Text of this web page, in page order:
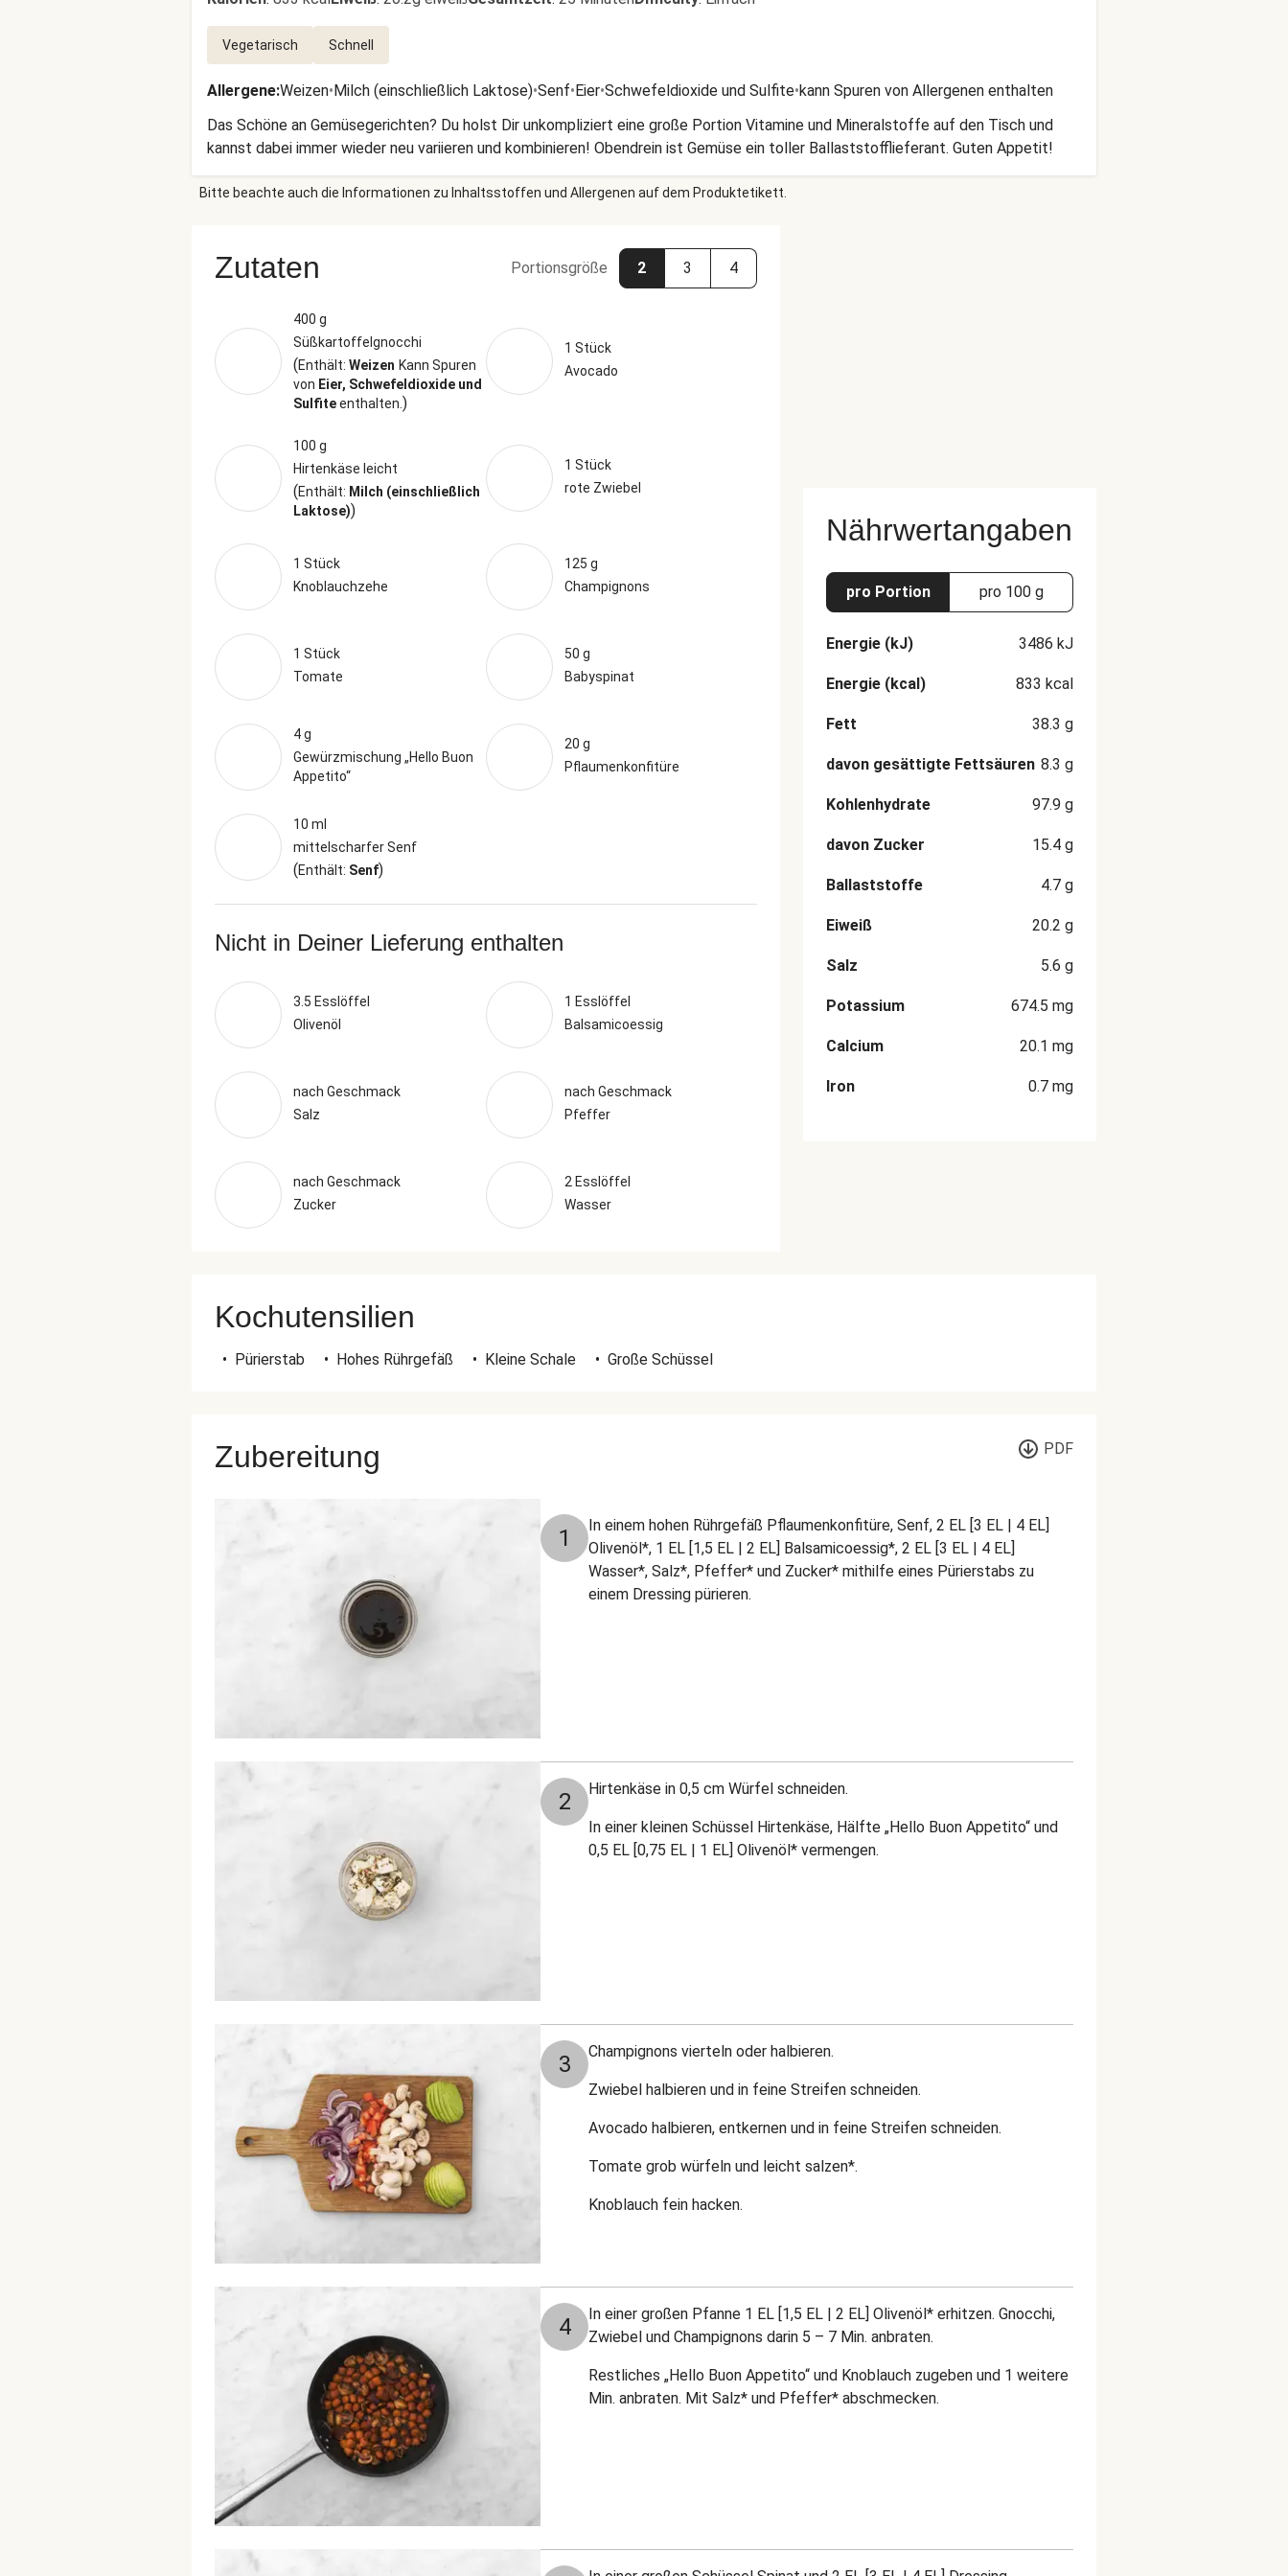
Vegetarisch Schnell
Allergene:Weizen•Milch (einschließlich Laktose)•Senf•Eier•Schwefeldioxide und Sulfite•kann Spuren von Allergenen enthalten
Das Schöne an Gemüsegerichten? Du holst Dir unkompliziert eine große Portion Vitamine und Mineralstoffe auf den Tisch und
kannst dabei immer wieder neu variieren und kombinieren! Obendrein ist Gemüse ein toller Ballaststofflieferant. Guten Appetit!
Bitte beachte auch die Informationen zu Inhaltsstoffen und Allergenen auf dem Produktetikett.
Zutaten Portionsgröße 2 3 4
400 g
Süßkartoffelgnocchi
(Enthält: Weizen Kann Spuren
von Eier, Schwefeldioxide und
Sulfiteenthalten. )
1 Stück
Avocado
100 g
Hirtenkäse leicht
(Enthält: Milch (einschließlich
Laktose))
1 Stück
rote Zwiebel
1 Stück
Knoblauchzehe
125 g
Champignons
1 Stück
Tomate
50 g
Babyspinat
4 g
Gewürzmischung „Hello Buon
Appetito“
20 g
Pflaumenkonfitüre
10 ml
mittelscharfer Senf
(Enthält: Senf)
Nicht in Deiner Lieferung enthalten
3.5 Esslöffel
Olivenöl
1 Esslöffel
Balsamicoessig
nach Geschmack
Salz
nach Geschmack
Pfeffer
nach Geschmack
Zucker
2 Esslöffel
Wasser
Nährwertangaben
pro Portion pro 100 g
Energie (kJ) 3486 kJ
Energie (kcal) 833 kcal
Fett 38.3 g
davon gesättigte Fettsäuren 8.3 g
Kohlenhydrate 97.9 g
davon Zucker 15.4 g
Ballaststoffe 4.7 g
Eiweiß 20.2 g
Salz 5.6 g
Potassium 674.5 mg
Calcium 20.1 mg
Iron 0.7 mg
Kochutensilien
• Pürierstab • Hohes Rührgefäß • Kleine Schale • Große Schüssel
Zubereitung PDF
1
In einem hohen Rührgefäß Pflaumenkonfitüre, Senf, 2 EL [3 EL | 4 EL]
Olivenöl*, 1 EL [1,5 EL | 2 EL] Balsamicoessig*, 2 EL [3 EL | 4 EL]
Wasser*, Salz*, Pfeffer* und Zucker* mithilfe eines Pürierstabs zu
einem Dressing pürieren.
2 Hirtenkäse in 0,5 cm Würfel schneiden.
In einer kleinen Schüssel Hirtenkäse, Hälfte „Hello Buon Appetito“ und
0,5 EL [0,75 EL | 1 EL] Olivenöl* vermengen.
3 Champignons vierteln oder halbieren.
Zwiebel halbieren und in feine Streifen schneiden.
Avocado halbieren, entkernen und in feine Streifen schneiden.
Tomate grob würfeln und leicht salzen*.
Knoblauch fein hacken.
4
In einer großen Pfanne 1 EL [1,5 EL | 2 EL] Olivenöl* erhitzen. Gnocchi,
Zwiebel und Champignons darin 5 – 7 Min. anbraten.
Restliches „Hello Buon Appetito“ und Knoblauch zugeben und 1 weitere
Min. anbraten. Mit Salz* und Pfeffer* abschmecken.